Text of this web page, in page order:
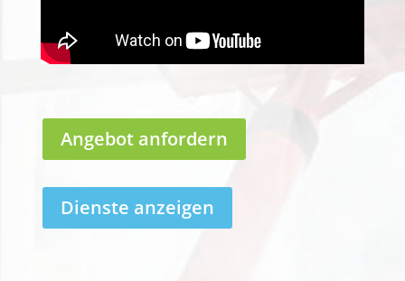
Angebot anfordern
Dienste anzeigen